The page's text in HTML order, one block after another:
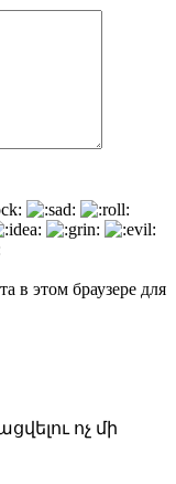
в этом браузере для
ոչ մի